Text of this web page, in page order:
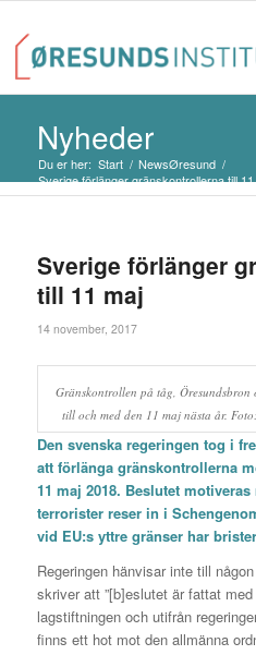
Nyheder
Du er her: Start / NewsØresund /
Sverige förlänger gränskontrollerna till 11
Sverige förlänger
till 11 maj
14 november, 2017
Gränskontrollen på tåg,
till och med den 11 maj nästa år.
Den svenska regeringen tog i
att förlänga gränskontrollerna
11 maj 2018. Beslutet
terrorister reser in i
vid EU:s yttre gränser har
Regeringen hänvisar inte till
skriver att ”[b]eslutet är fattat
lagstiftningen och utifrån
finns ett hot mot den allmänna